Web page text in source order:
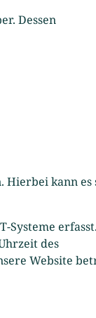
Dessen
Hierbei kann es
Systeme
des
Website